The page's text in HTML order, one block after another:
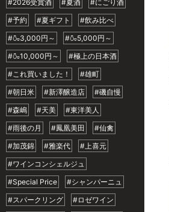
#2026受賞酒
#夏酒
#にごり酒
#予約
#夏ギフト
#飲み比べ
#🍶3,000円～
#🍶5,000円～
#🍶10,000円～
#極上の日本酒
#これ買いました！
#雄町
#朝日米
#新澤醸造店
#磯自慢
#森嶋
#天美
#東洋美人
#雨後の月
#鳳凰美田
#仙禽
#加茂錦
#雅楽代
#上喜元
#ワインコンシェルジュ
#Special Price
#シャンパーニュ
#スパークリング
#ロゼワイン